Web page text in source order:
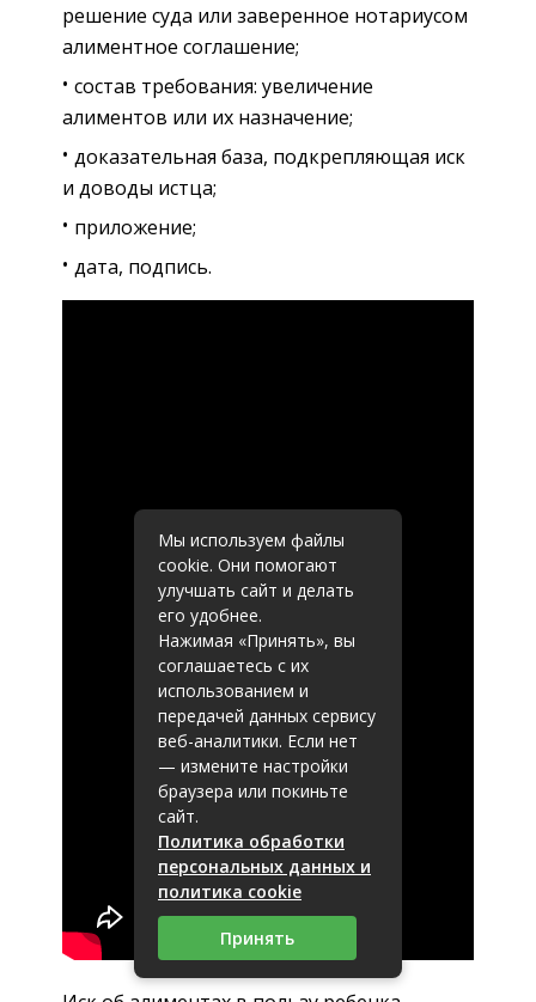
решение суда или заверенное нотариусом
алиментное соглашение;
состав требования: увеличение
алиментов или их назначение;
доказательная база, подкрепляющая иск
и доводы истца;
приложение;
дата, подпись.
Мы используем файлы
cookie. Они помогают
улучшать сайт и делать
его удобнее.
Нажимая «Принять», вы
соглашаетесь с их
использованием и
передачей данных сервису
веб-аналитики. Если нет
— измените настройки
браузера или покиньте
сайт.
Политика обработки
персональных данных и
политика cookie
Принять